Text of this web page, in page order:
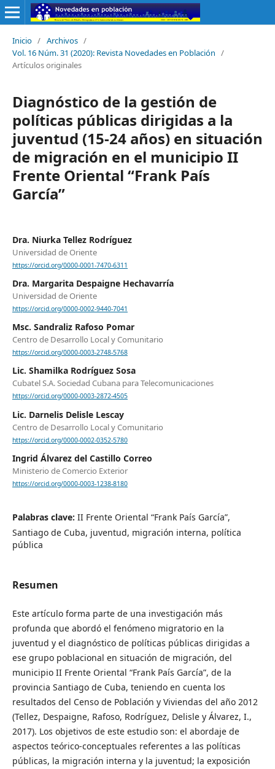
Inicio / Archivos /
Vol. 16 Núm. 31 (2020): Revista Novedades en Población /
Artículos originales
Diagnóstico de la gestión de
políticas públicas dirigidas a la
juventud (15-24 años) en situación
de migración en el municipio II
Frente Oriental “Frank País
García”
Dra. Niurka Tellez Rodríguez
Universidad de Oriente
https://orcid.org/0000-0001-7470-6311
Dra. Margarita Despaigne Hechavarría
Universidad de Oriente
https://orcid.org/0000-0002-9440-7041
Msc. Sandraliz Rafoso Pomar
Centro de Desarrollo Local y Comunitario
https://orcid.org/0000-0003-2748-5768
Lic. Shamilka Rodríguez Sosa
Cubatel S.A. Sociedad Cubana para Telecomunicaciones
https://orcid.org/0000-0003-2872-4505
Lic. Darnelis Delisle Lescay
Centro de Desarrollo Local y Comunitario
https://orcid.org/0000-0002-0352-5780
Ingrid Álvarez del Castillo Correo
Ministerio de Comercio Exterior
https://orcid.org/0000-0003-1238-8180
Palabras clave: II Frente Oriental “Frank País García”,
Santiago de Cuba, juventud, migración interna, política
pública
Resumen
Este artículo forma parte de una investigación más
profunda que abordó el fenómeno migratorio en la
juventud y el diagnóstico de políticas públicas dirigidas a
ese grupo poblacional en situación de migración, del
municipio II Frente Oriental “Frank País García”, de la
provincia Santiago de Cuba, teniendo en cuenta los
resultados del Censo de Población y Viviendas del año 2012
(Tellez, Despaigne, Rafoso, Rodríguez, Delisle y Álvarez, I.,
2017). Los objetivos de este estudio son: el abordaje de
aspectos teórico-conceptuales referentes a las políticas
públicas, la migración interna y la juventud; la exposición